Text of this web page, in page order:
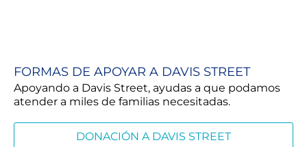
FORMAS DE APOYAR A DAVIS STREET
Apoyando a Davis Street, ayudas a que podamos
atender a miles de familias necesitadas.
DONACIÓN A DAVIS STREET